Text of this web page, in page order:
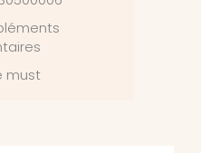
must